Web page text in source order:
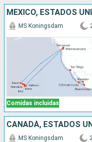
MÉXICO, ESTADOS
Comidas incluidas
MS Koningsdam
CANADÁ, ESTADOS
MS Koningsdam